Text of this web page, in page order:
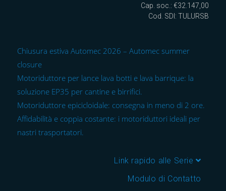
Cap. soc.: €32.147,00
Cod. SDI: TULURSB
Chiusura estiva Automec 2026 – Automec summer
closure
Motoriduttore per lance lava botti e lava barrique: la
soluzione EP35 per cantine e birrifici.
Motoriduttore epicicloidale: consegna in meno di 2 ore.
Affidabilità e coppia costante: i motoriduttori ideali per
nastri trasportatori.
Link rapido alle Serie
Modulo di Contatto